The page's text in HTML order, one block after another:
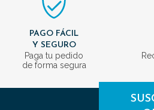
PAGO FÁCIL
Y SEGURO
Paga tu pedido
de forma segura